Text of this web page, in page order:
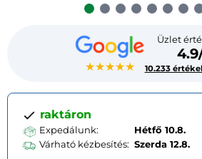
★★★★★
Üzlet
10.233
raktáron
Expedálunk:
Hétfő 10.8.
Várható kézbesítés: Szerda 12.8.